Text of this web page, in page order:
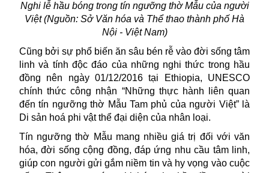
Nghi lễ hầu bóng trong tín ngưỡng thờ Mẫu của người
Việt (Nguồn: Sở Văn hóa và Thể thao thành phố Hà
Nội - Việt Nam)
Cũng bởi sự phổ biến ăn sâu bén rễ vào đời sống tâm
linh và tính độc đáo của những nghi thức trong hầu
đồng nên ngày 01/12/2016 tại Ethiopia, UNESCO
chính thức công nhận “Những thực hành liên quan
đến tín ngưỡng thờ Mẫu Tam phủ của người Việt” là
Di sản hoá phi vật thể đại diện của nhân loại.
Tín ngưỡng thờ Mẫu mang nhiều giá trị đối với văn
hóa, đời sống cộng đồng, đáp ứng nhu cầu tâm linh,
giúp con người gửi gắm niềm tin và hy vọng vào cuộc